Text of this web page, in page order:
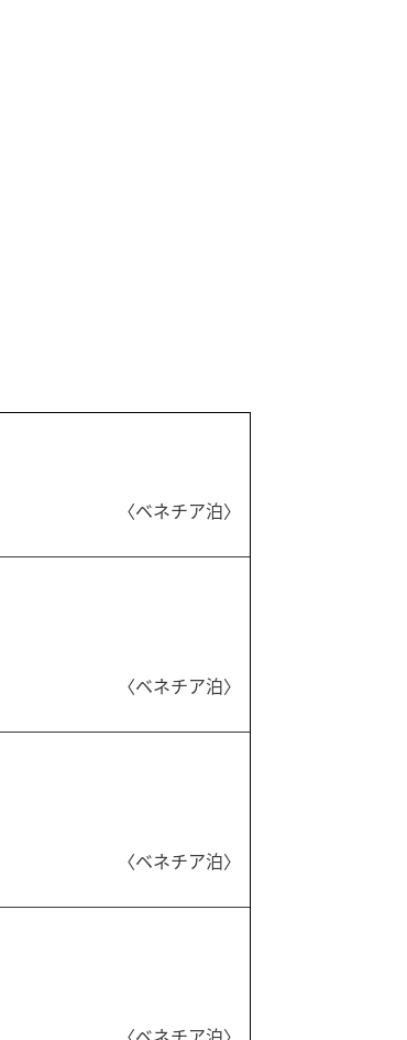
〈ベネチア泊〉
〈ベネチア泊〉
〈ベネチア泊〉